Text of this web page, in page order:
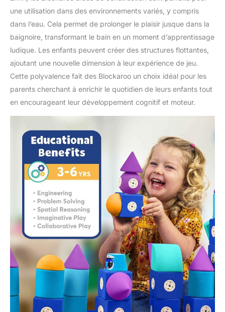
une utilisation dans des environnements variés, y compris
dans l’eau. Cela permet de prolonger le plaisir jusque dans la
baignoire, transformant le bain en un moment d’apprentissage
ludique. Les enfants peuvent créer des structures flottantes,
ajoutant une nouvelle dimension à leur expérience de jeu.
Cette polyvalence fait des Blockaroo un choix idéal pour les
parents cherchant à enrichir le quotidien de leurs enfants tout
en encourageant leur développement cognitif et moteur.